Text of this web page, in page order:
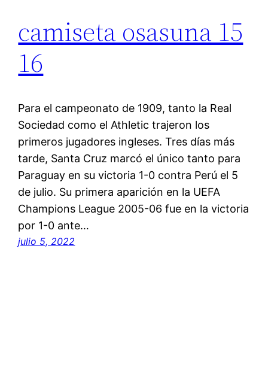
camiseta osasuna 15
16
Para el campeonato de 1909, tanto la Real
Sociedad como el Athletic trajeron los
primeros jugadores ingleses. Tres días más
tarde, Santa Cruz marcó el único tanto para
Paraguay en su victoria 1-0 contra Perú el 5
de julio. Su primera aparición en la UEFA
Champions League 2005-06 fue en la victoria
por 1-0 ante…
julio 5, 2022